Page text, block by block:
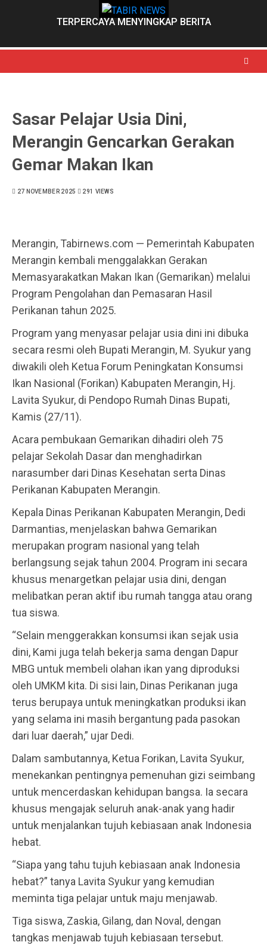
TERPERCAYA MENYINGKAP BERITA
Sasar Pelajar Usia Dini,
Merangin Gencarkan Gerakan
Gemar Makan Ikan
27 NOVEMBER 2025 291 VIEWS
Merangin, Tabirnews.com — Pemerintah Kabupaten
Merangin kembali menggalakkan Gerakan
Memasyarakatkan Makan Ikan (Gemarikan) melalui
Program Pengolahan dan Pemasaran Hasil
Perikanan tahun 2025.
Program yang menyasar pelajar usia dini ini dibuka
secara resmi oleh Bupati Merangin, M. Syukur yang
diwakili oleh Ketua Forum Peningkatan Konsumsi
Ikan Nasional (Forikan) Kabupaten Merangin, Hj.
Lavita Syukur, di Pendopo Rumah Dinas Bupati,
Kamis (27/11).
Acara pembukaan Gemarikan dihadiri oleh 75
pelajar Sekolah Dasar dan menghadirkan
narasumber dari Dinas Kesehatan serta Dinas
Perikanan Kabupaten Merangin.
Kepala Dinas Perikanan Kabupaten Merangin, Dedi
Darmantias, menjelaskan bahwa Gemarikan
merupakan program nasional yang telah
berlangsung sejak tahun 2004. Program ini secara
khusus menargetkan pelajar usia dini, dengan
melibatkan peran aktif ibu rumah tangga atau orang
tua siswa.
“Selain menggerakkan konsumsi ikan sejak usia
dini, Kami juga telah bekerja sama dengan Dapur
MBG untuk membeli olahan ikan yang diproduksi
oleh UMKM kita. Di sisi lain, Dinas Perikanan juga
terus berupaya untuk meningkatkan produksi ikan
yang selama ini masih bergantung pada pasokan
dari luar daerah,” ujar Dedi.
Dalam sambutannya, Ketua Forikan, Lavita Syukur,
menekankan pentingnya pemenuhan gizi seimbang
untuk mencerdaskan kehidupan bangsa. Ia secara
khusus mengajak seluruh anak-anak yang hadir
untuk menjalankan tujuh kebiasaan anak Indonesia
hebat.
“Siapa yang tahu tujuh kebiasaan anak Indonesia
hebat?” tanya Lavita Syukur yang kemudian
meminta tiga pelajar untuk maju menjawab.
Tiga siswa, Zaskia, Gilang, dan Noval, dengan
tangkas menjawab tujuh kebiasaan tersebut.